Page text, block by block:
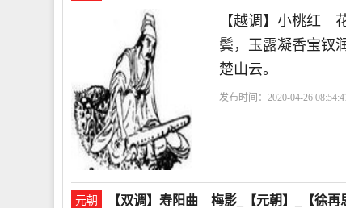
【越调】小桃红
鬓，玉露凝香宝钗
楚山云。
发布时间：2020-04-26
元朝 【双调】寿阳曲 梅影_【元朝】_【徐再